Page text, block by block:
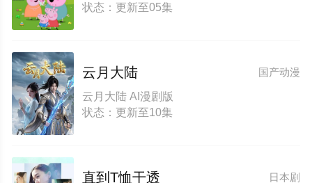
状态：更新至05集
国产动漫
云月大陆
云月大陆 AI漫剧版
状态：更新至10集
日本剧
直到T恤干透